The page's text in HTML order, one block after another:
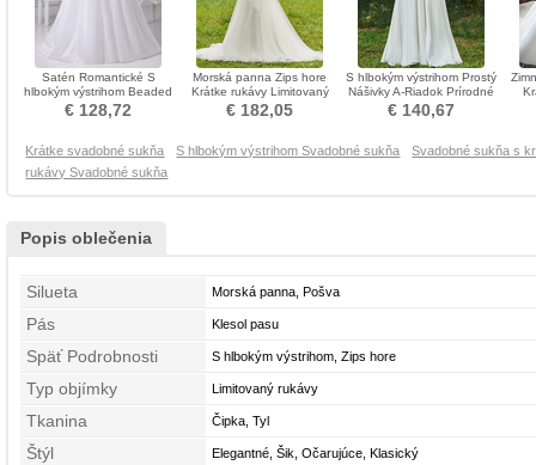
Satén Romantické S
hlbokým výstrihom Beaded
pásu Svadobné šaty
€ 128,72
Morská panna Zips hore
Krátke rukávy Limitovaný
rukávy Nevestin obleko
€ 182,05
S hlbokým výstrihom Prostý
Nášivky A-Riadok Prírodné
pása Svadobné šaty
€ 140,67
Krátke svadobné sukňa S hlbokým výstrihom Svadobné sukňa
Svadobné sukňa s
rukávy Svadobné sukňa
Popis oblečenia
Silueta Morská panna, Pošva
Pás Klesol pasu
Späť Podrobnosti S hlbokým výstrihom, Zips hore
Typ objímky Limitovaný rukávy
Tkanina Čipka, Tyl
Štýl Elegantné, Šik, Očarujúce, Klasický